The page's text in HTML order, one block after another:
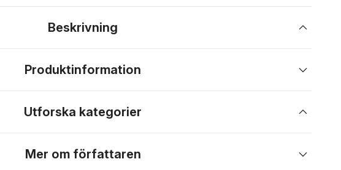
Beskrivning
Produktinformation
Utforska kategorier
Mer om författaren